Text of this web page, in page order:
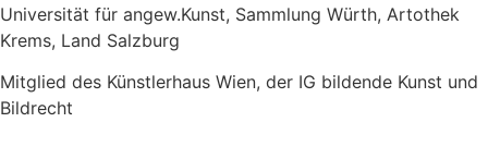
Universität für angew.Kunst, Sammlung Würth, Artothek
Krems, Land Salzburg
Mitglied des Künstlerhaus Wien, der IG bildende Kunst und
Bildrecht